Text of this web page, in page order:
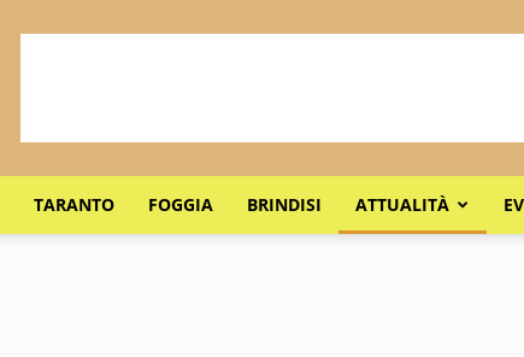
TARANTO FOGGIA BRINDISI ATTUALITÀ